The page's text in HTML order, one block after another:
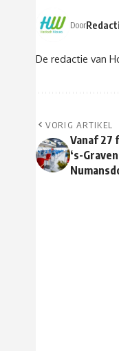
Door
De redactie van
VORIG ARTIKEL
Vanaf 27
‘s-